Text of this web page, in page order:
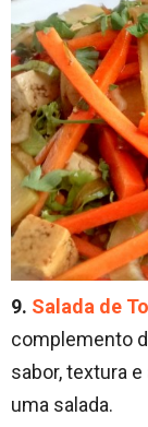
9. Salada de
complemento
sabor, textura
uma salada.